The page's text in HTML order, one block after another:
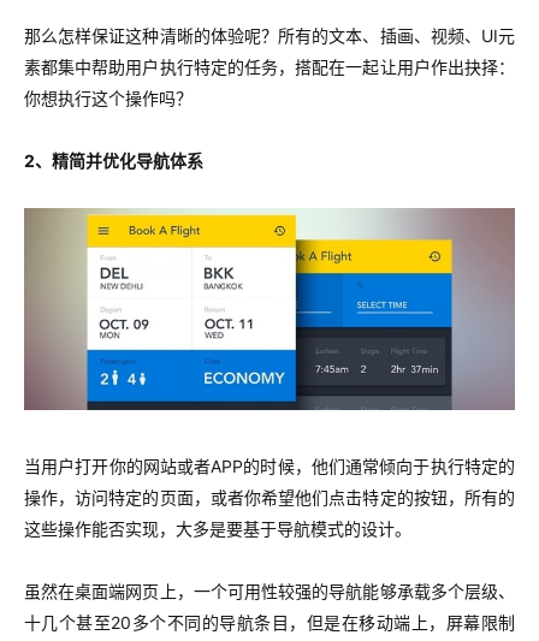
那么怎样保证这种清晰的体验呢？所有的文本、插画、视频、UI元
素都集中帮助用户执行特定的任务，搭配在一起让用户作出抉择：
你想执行这个操作吗？
2、精简并优化导航体系
当用户打开你的网站或者APP的时候，他们通常倾向于执行特定的
操作，访问特定的页面，或者你希望他们点击特定的按钮，所有的
这些操作能否实现，大多是要基于导航模式的设计。
虽然在桌面端网页上，一个可用性较强的导航能够承载多个层级、
十几个甚至20多个不同的导航条目，但是在移动端上，屏幕限制